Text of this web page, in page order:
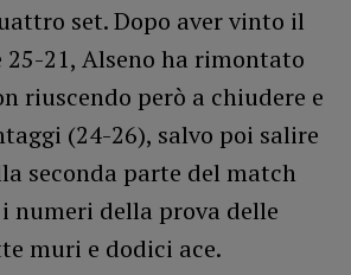
set. Dopo aver vinto il
21, Alseno ha rimontato
riuscendo però a chiudere e
(24-26), salvo poi salire
seconda parte del match
numeri della prova delle
muri e dodici ace.